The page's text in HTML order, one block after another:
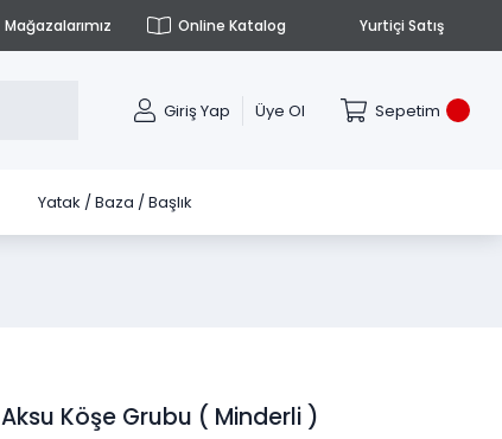
Mağazalarımız Online Katalog Yurtiçi Satış
Giriş Yap Üye Ol Sepetim
Yatak / Baza / Başlık
Aksu Köşe Grubu ( Minderli )